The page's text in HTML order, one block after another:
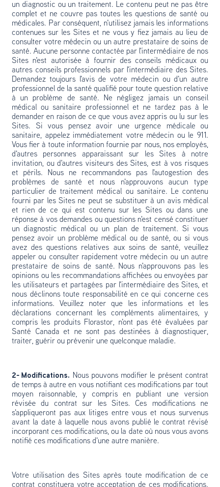
un diagnostic ou un traitement. Le contenu peut ne pas être
complet et ne couvre pas toutes les questions de santé ou
médicales. Par conséquent, n'utilisez jamais les informations
contenues sur les Sites et ne vous y fiez jamais au lieu de
consulter votre médecin ou un autre prestataire de soins de
santé. Aucune personne contactée par l'intermédiaire de nos
Sites n'est autorisée à fournir des conseils médicaux ou
autres conseils professionnels par l'intermédiaire des Sites.
Demandez toujours l'avis de votre médecin ou d'un autre
professionnel de la santé qualifié pour toute question relative
à un problème de santé. Ne négligez jamais un conseil
médical ou sanitaire professionnel et ne tardez pas à le
demander en raison de ce que vous avez appris ou lu sur les
Sites. Si vous pensez avoir une urgence médicale ou
sanitaire, appelez immédiatement votre médecin ou le 911.
Vous fier à toute information fournie par nous, nos employés,
d'autres personnes apparaissant sur les Sites à notre
invitation, ou d'autres visiteurs des Sites, est à vos risques
et périls. Nous ne recommandons pas l'autogestion des
problèmes de santé et nous n'approuvons aucun type
particulier de traitement médical ou sanitaire. Le contenu
fourni par les Sites ne peut se substituer à un avis médical
et rien de ce qui est contenu sur les Sites ou dans une
réponse à vos demandes ou questions n'est censé constituer
un diagnostic médical ou un plan de traitement. Si vous
pensez avoir un problème médical ou de santé, ou si vous
avez des questions relatives aux soins de santé, veuillez
appeler ou consulter rapidement votre médecin ou un autre
prestataire de soins de santé. Nous n'approuvons pas les
opinions ou les recommandations affichées ou envoyées par
les utilisateurs et partagées par l'intermédiaire des Sites, et
nous déclinons toute responsabilité en ce qui concerne ces
informations. Veuillez noter que les informations et les
déclarations concernant les compléments alimentaires, y
compris les produits Florastor, n'ont pas été évaluées par
Santé Canada et ne sont pas destinées à diagnostiquer,
traiter, guérir ou prévenir une quelconque maladie.
2- Modifications. Nous pouvons modifier le présent contrat
de temps à autre en vous notifiant ces modifications par tout
moyen raisonnable, y compris en publiant une version
révisée du contrat sur les Sites. Ces modifications ne
s'appliqueront pas aux litiges entre vous et nous survenus
avant la date à laquelle nous avons publié le contrat révisé
incorporant ces modifications, ou la date où nous vous avons
notifié ces modifications d'une autre manière.
Votre utilisation des Sites après toute modification de ce
contrat constituera votre acceptation de ces modifications.